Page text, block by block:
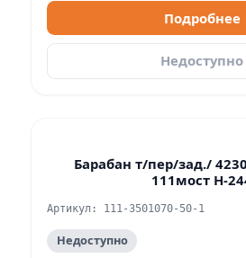
Подробнее
Недоступно
Барабан т/пер/зад./
111мост H-
Артикул: 111-3501070-50-1
Недоступно